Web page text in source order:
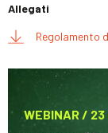
Allegati
Regolamento
WEBINAR /